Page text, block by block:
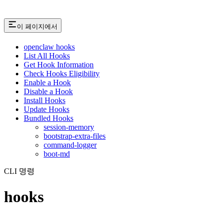
이 페이지에서
openclaw hooks
List All Hooks
Get Hook Information
Check Hooks Eligibility
Enable a Hook
Disable a Hook
Install Hooks
Update Hooks
Bundled Hooks
session-memory
bootstrap-extra-files
command-logger
boot-md
CLI 명령
hooks